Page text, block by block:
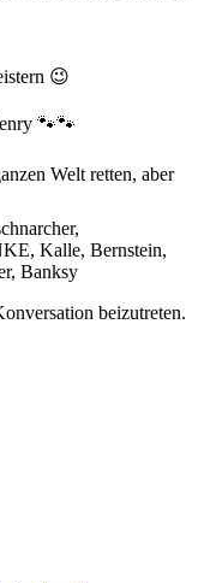
😉
🐾🐾
Welt retten, aber
,
, Kalle, Bernstein,
, Banksy
beizutreten.